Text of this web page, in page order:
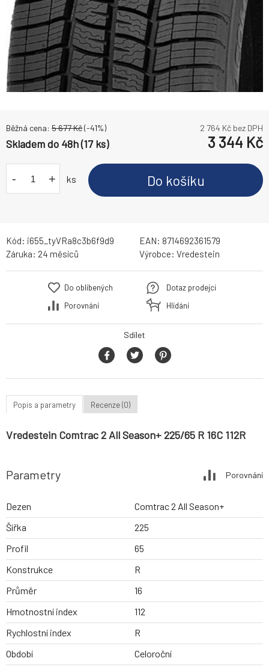
Běžná cena: 5 677Kč(-41%) 2 764 Kč bez DPH
Skladem do 48h (17 ks) 3 344 Kč
- + ks Do košíku
Kód: i655_tyVRa8c3b6f9d9 EAN: 8714692361579
Záruka: 24 měsíců Výrobce: Vredestein
Do oblíbených
Porovnání
Dotaz prodejci
Hlídání
Sdílet
Popis a parametry Recenze (0)
Vredestein Comtrac 2 All Season+ 225/65 R 16C 112R
Parametry Porovnání
Dezen
Comtrac 2 All Season+
Šířka
225
Profil
65
Konstrukce
R
Průměr
16
Hmotnostní index
112
Rychlostní index
R
Období
Celoroční